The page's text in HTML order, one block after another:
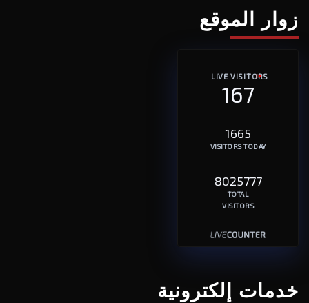
زوار الموقع
LIVE VISITORS
167
1665
VISITORS TODAY
8025777
TOTAL
VISITORS
خدمات إلكترونية